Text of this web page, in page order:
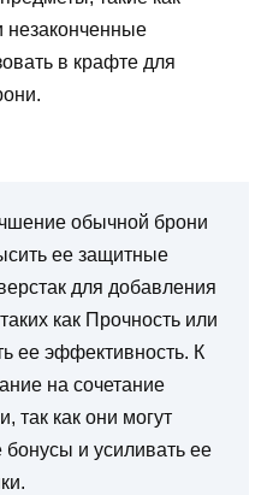
в крафте для
обычной брони
ее защитные
для добавления
как Прочность или
ее эффективность. К
на сочетание
так как они могут
и усиливать ее